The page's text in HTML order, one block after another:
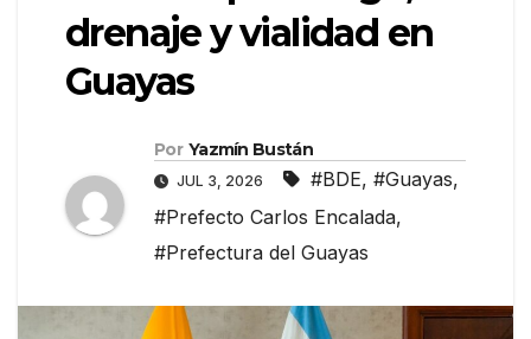
drenaje y vialidad en
Guayas
Por Yazmín Bustán
JUL 3, 2026 #BDE, #Guayas,
#Prefecto Carlos Encalada,
#Prefectura del Guayas